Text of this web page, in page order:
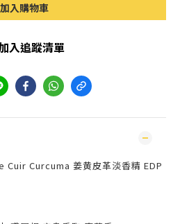
加入購物車
入追蹤清單
Cuir Curcuma 姜黄皮革淡香精 EDP